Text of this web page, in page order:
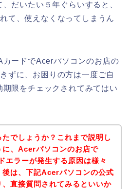
だいたい５年ぐらいすると、
て、使えなくなってしまうん
ードでAcerパソコンのお店の
ずに、お困りの方は一度ご自
限をチェックされてみてはい
たでしょうか？これまで説明し
に、Acerパソコンのお店で
エラーが発生する原因は様々
後は、下記Acerパソコンの公式
、直接質問されてみるといいか